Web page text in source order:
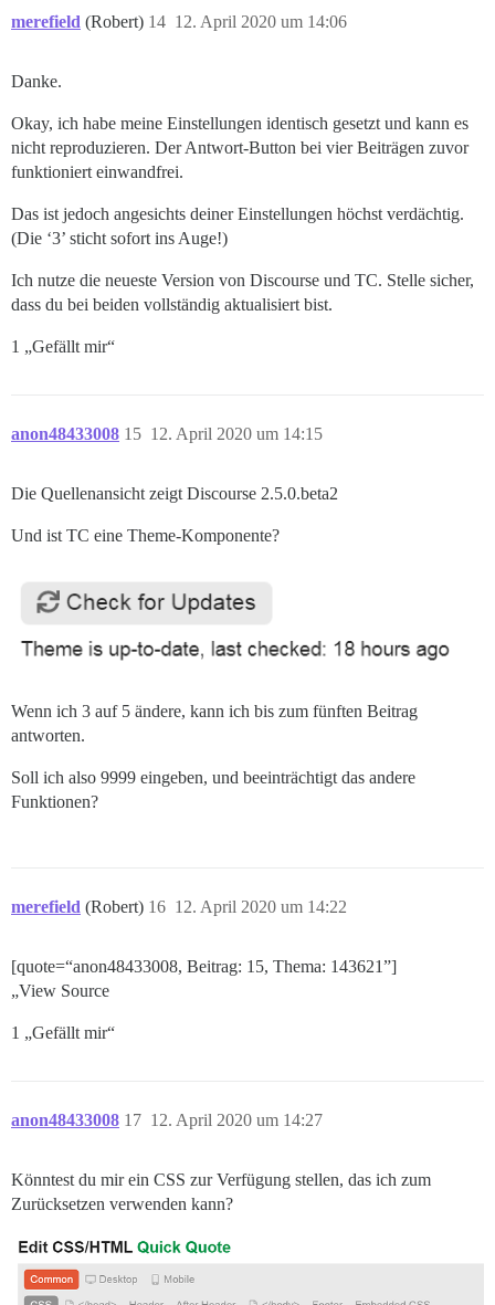
merefield (Robert) 12. April 2020 um 14:06
14
Danke.
Okay, ich habe meine Einstellungen identisch gesetzt und kann es
nicht reproduzieren. Der Antwort-Button bei vier Beiträgen zuvor
funktioniert einwandfrei.
Das ist jedoch angesichts deiner Einstellungen höchst verdächtig.
(Die ‘3’ sticht sofort ins Auge!)
Ich nutze die neueste Version von Discourse und TC. Stelle sicher,
dass du bei beiden vollständig aktualisiert bist.
1 „Gefällt mir“
anon48433008 12. April 2020 um 14:15
15
Die Quellenansicht zeigt Discourse 2.5.0.beta2
Und ist TC eine Theme-Komponente?
Wenn ich 3 auf 5 ändere, kann ich bis zum fünften Beitrag
antworten.
Soll ich also 9999 eingeben, und beeinträchtigt das andere
Funktionen?
merefield (Robert) 12. April 2020 um 14:22
16
[quote=“anon48433008, Beitrag: 15, Thema: 143621”]
„View Source
1 „Gefällt mir“
anon48433008 12. April 2020 um 14:27
17
Könntest du mir ein CSS zur Verfügung stellen, das ich zum
Zurücksetzen verwenden kann?